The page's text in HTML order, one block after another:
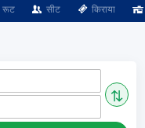
रूट सीट किराया
⇅